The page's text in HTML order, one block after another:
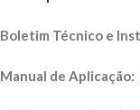
Boletim Técnico e
Manual de Aplicação: